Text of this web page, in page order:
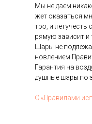
Мы не да­ем
жет ока­зать­ся
тро, и
ря­мую за­висит и
Ша­ры не
нов­ле­ни­ем
Га­ран­тия на
душные ша­ры по
С «Пра­вила­ми